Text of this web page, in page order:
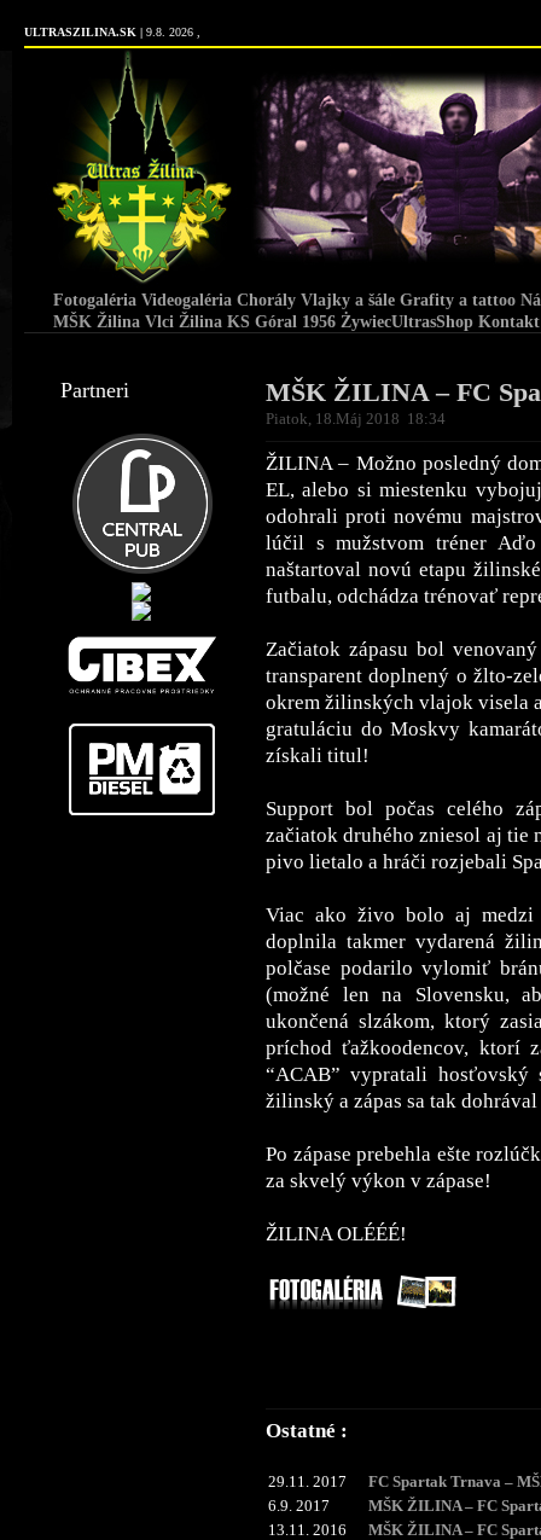
ULTRASZILINA.SK | 9.8. 2026 ,
Fotogaléria Videogaléria Chorály Vlajky a šále Grafity a tattoo
MŠK Žilina Vlci Žilina KS Góral 1956 ŻywiecUltrasShop Kontakt
Partneri MŠK ŽILINA – FC
Piatok, 18.Máj 2018 18:34
ŽILINA – Možno posledný
EL, alebo si miestenku
odohrali proti novému
lúčil s mužstvom tréner
naštartoval novú etapu
futbalu, odchádza trénovať
Začiatok zápasu bol
transparent doplnený o žlto-
okrem žilinských vlajok visela
gratuláciu do Moskvy
získali titul!
Support bol počas celého
začiatok druhého zniesol aj
pivo lietalo a hráči rozjebali
Viac ako živo bolo aj medzi
doplnila takmer vydarená
polčase podarilo vylomiť
(možné len na Slovensku,
ukončená slzákom, ktorý
príchod ťažkoodencov, ktorí
“ACAB” vypratali
žilinský a zápas sa tak
Po zápase prebehla ešte
za skvelý výkon v zápase!
ŽILINA OLÉÉÉ!
Ostatné :
29.11. 2017
FC Spartak Trnava –
6.9. 2017
MŠK ŽILINA – FC
13.11. 2016
MŠK ŽILINA – FC